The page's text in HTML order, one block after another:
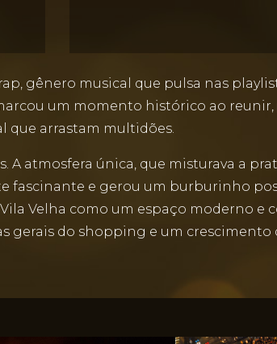
gênero musical que pulsa nas
um momento histórico ao reunir,
que arrastam multidões.
atmosfera única, que misturava a
fascinante e gerou um burburinho
Velha como um espaço moderno e
gerais do shopping e um crescimento